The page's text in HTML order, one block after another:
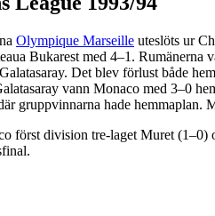
Olympique Marseille uteslöts ur
Bukarest med 4–1.
Det blev förlust både
vann Monaco med 3–0
gruppvinnarna hade hemmaplan.
först division tre-laget Muret